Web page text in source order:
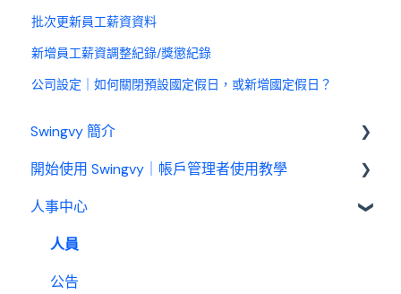
批次更新員工薪資資料
新增員工薪資調整紀錄/獎懲紀錄
公司設定｜如何關閉預設國定假日，或新增國定假日？
Swingvy 簡介
認識 Swingvy
開始使用 Swingvy｜帳戶管理者使用教學
Swingvy 新手教學｜所有你需要的教學影片都在
人事中心
人員
公告